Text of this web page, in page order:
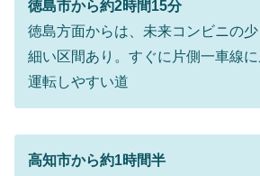
徳島市から約2時間15分
徳島方面からは、未来コンビニの
細い区間あり。すぐに片側一車線
運転しやすい道
高知市から約1時間半